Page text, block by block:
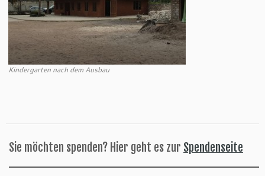
Kindergarten nach dem Ausbau
Sie möchten spenden? Hier geht es zur Spendenseite